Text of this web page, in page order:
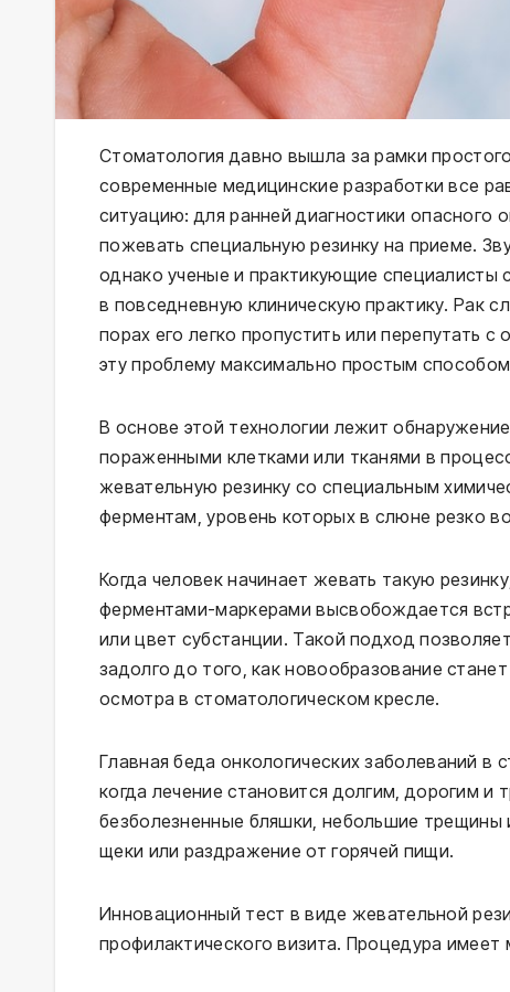
Стоматология давно вышла за рамки
современные медицинские разработки все
ситуацию: для ранней диагностики опасного
пожевать специальную резинку на приеме.
однако ученые и практикующие специалисты
в повседневную клиническую практику. Рак
порах его легко пропустить или перепутать
эту проблему максимально простым
В основе этой технологии лежит
пораженными клетками или тканями в
жевательную резинку со специальным
ферментам, уровень которых в слюне резко
Когда человек начинает жевать такую
ферментами-маркерами высвобождается
или цвет субстанции. Такой подход
задолго до того, как новообразование
осмотра в стоматологическом кресле.
Главная беда онкологических заболеваний в
когда лечение становится долгим, дорогим
безболезненные бляшки, небольшие трещины
щеки или раздражение от горячей пищи.
Инновационный тест в виде жевательной
профилактического визита. Процедура